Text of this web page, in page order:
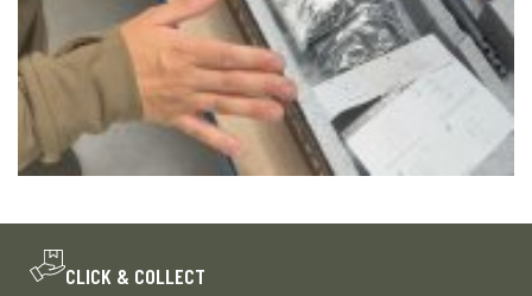
CLICK & COLLECT